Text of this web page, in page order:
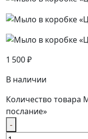
1 500₽
В наличии
Количество товара
послание»
-